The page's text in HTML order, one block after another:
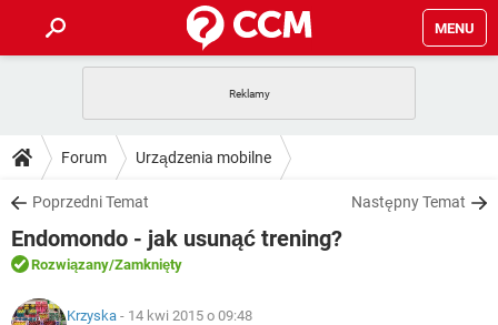
MENU
GRY WHATSAPP
SPOTIFY
INSTAGRAM FACEBOOK
WINDOWS 10
PORADY
PlayStation TIKTOK
SPOTIFY
INSTAGRAM
DO POBRANIA
ANDROID TIKTOK
GRY
IOS
FORUM
COVID-19
ARTYKUŁY
Forum Urządzenia mobilne
Poprzedni Temat Następny Temat
Endomondo - jak usunąć trening?
Rozwiązany/Zamknięty
Krzyska - 14 kwi 2015 o 09:48